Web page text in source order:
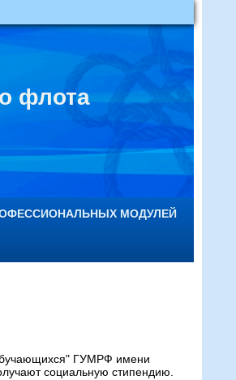
флота
МОДУЛЕЙ
ГУМРФ имени
социальную стипендию.